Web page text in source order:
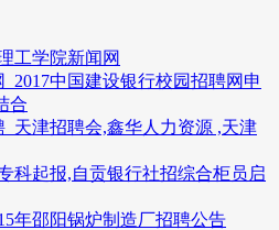
工学院新闻网
中国建设银行校园招聘网申
合
天津招聘会,鑫华人力资源 ,天津
科起报,自贡银行社招综合柜员启
年邵阳锅炉制造厂招聘公告